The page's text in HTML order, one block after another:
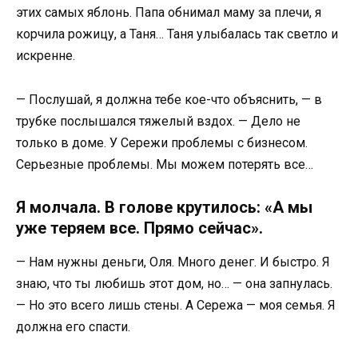
этих самых яблонь. Папа обнимал маму за плечи, я
корчила рожицу, а Таня… Таня улыбалась так светло и
искренне.
— Послушай, я должна тебе кое-что объяснить, — в
трубке послышался тяжелый вздох. — Дело не
только в доме. У Сережи проблемы с бизнесом.
Серьезные проблемы. Мы можем потерять все…
Я молчала. В голове крутилось: «А мы
уже теряем все. Прямо сейчас».
— Нам нужны деньги, Оля. Много денег. И быстро. Я
знаю, что ты любишь этот дом, но… — она запнулась.
— Но это всего лишь стены. А Сережа — моя семья. Я
должна его спасти.